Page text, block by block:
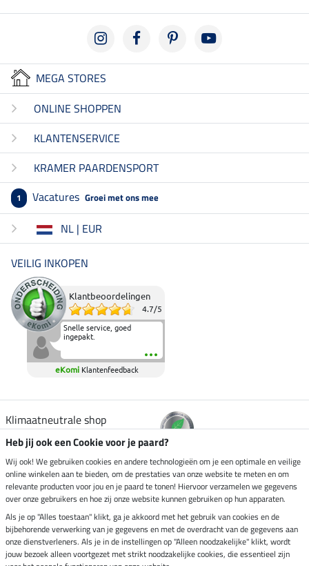
MEGA STORES
ONLINE SHOPPEN
KLANTENSERVICE
KRAMER PAARDENSPORT
1 Vacatures Groei met ons mee
NL | EUR
VEILIG INKOPEN
Klantbeoordelingen
4.7/5
Snelle service, goed
ingepakt.
eKomi Klantenfeedback
Klimaatneutrale shop
Verzending per
Veilig betalen met
Heb jij ook een Cookie voor je paard?
Wij ook! We gebruiken cookies en andere technologieën om je een optimale en veilige
online winkelen aan te bieden, om de prestaties van onze website te meten en om
relevante producten voor jou en je paard te tonen! Hiervoor verzamelen we gegevens
over onze gebruikers en hoe zij onze website kunnen gebruiken op hun apparaten.
Als je op "Alles toestaan" klikt, ga je akkoord met het gebruik van cookies en de
bijbehorende verwerking van je gegevens en met de overdracht van de gegevens aan
onze dienstverleners. Als je in de instellingen op "Alleen noodzakelijke" klikt, wordt
jouw bezoek alleen voortgezet met strikt noodzakelijke cookies, die essentieel zijn